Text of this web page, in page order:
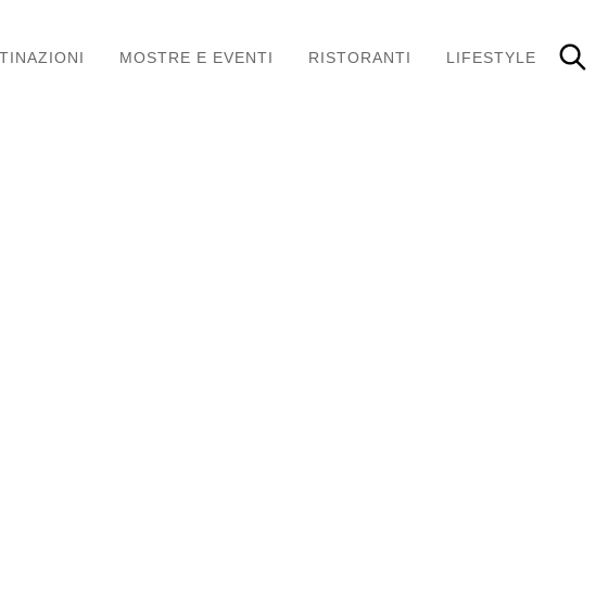
MOSTRE E EVENTI RISTORANTI LIFESTYLE